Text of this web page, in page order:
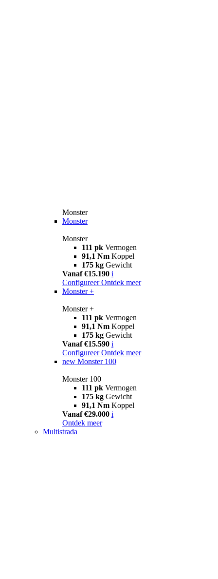
Monster
Monster
Monster
111 pk Vermogen
91,1 Nm Koppel
175 kg Gewicht
Vanaf €15.190 i
Configureer Ontdek meer
Monster +
Monster +
111 pk Vermogen
91,1 Nm Koppel
175 kg Gewicht
Vanaf €15.590 i
Configureer Ontdek meer
new Monster 100
Monster 100
111 pk Vermogen
175 kg Gewicht
91,1 Nm Koppel
Vanaf €29.000 i
Ontdek meer
Multistrada